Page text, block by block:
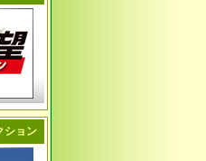
ション